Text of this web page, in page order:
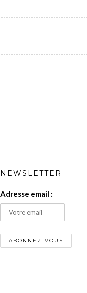
NEWSLETTER
Adresse email :